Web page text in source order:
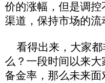
价的涨幅，但是调
渠道，保持市场的流
看得出来，大家都
么？一段时间以来
备金率，那么未来